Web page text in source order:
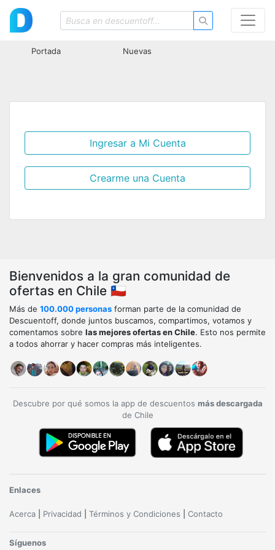
Portada Nuevas
Ingresar a Mi Cuenta
Crearme una Cuenta
Bienvenidos a la gran comunidad de
ofertas en Chile 🇨🇱
Más de 100.000 personas forman parte de la comunidad de
Descuentoff, donde juntos buscamos, compartimos, votamos y
comentamos sobre las mejores ofertas en Chile. Esto nos permite
a todos ahorrar y hacer compras más inteligentes.
Descubre por qué somos la app de descuentos más descargada
de Chile
Enlaces
Acerca Privacidad Términos y Condiciones Contacto
Síguenos